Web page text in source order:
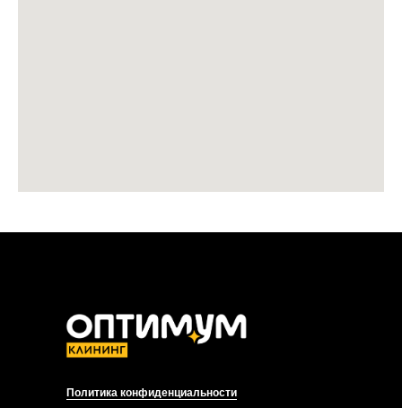
Политика конфиденциальности